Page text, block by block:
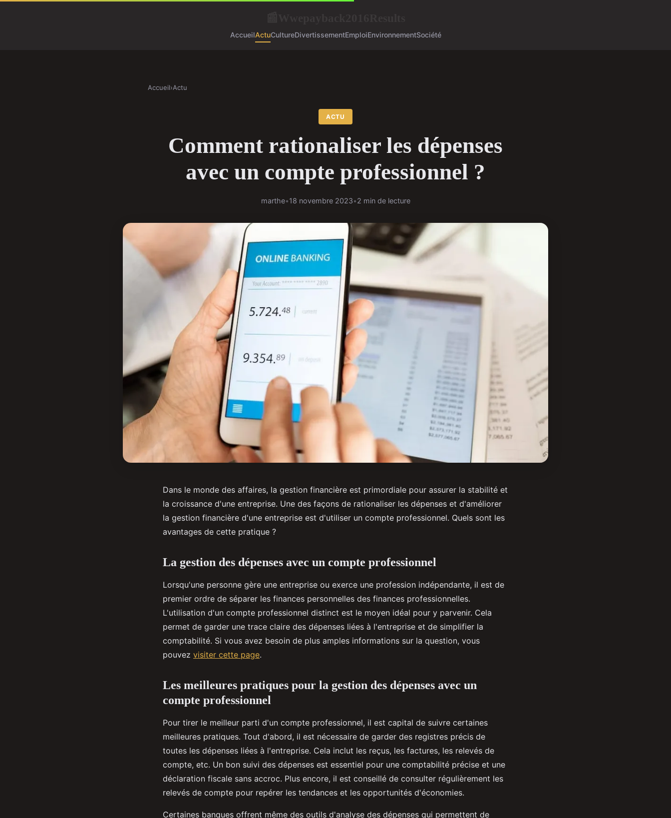
AccueilActuCultureDivertissementEmploiEnvironnementSociété
Accueil›Actu
ACTU
Comment rationaliser les dépenses
avec un compte professionnel ?
marthe•18 novembre 2023•2 min de lecture
Dans le monde des affaires, la gestion financière est primordiale pour assurer la stabilité et
la croissance d'une entreprise. Une des façons de rationaliser les dépenses et d'améliorer
la gestion financière d'une entreprise est d'utiliser un compte professionnel. Quels sont les
avantages de cette pratique ?
La gestion des dépenses avec un compte professionnel
Lorsqu'une personne gère une entreprise ou exerce une profession indépendante, il est de
premier ordre de séparer les finances personnelles des finances professionnelles.
L'utilisation d'un compte professionnel distinct est le moyen idéal pour y parvenir. Cela
permet de garder une trace claire des dépenses liées à l'entreprise et de simplifier la
comptabilité. Si vous avez besoin de plus amples informations sur la question, vous
pouvez visiter cette page.
Les meilleures pratiques pour la gestion des dépenses avec un
compte professionnel
Pour tirer le meilleur parti d'un compte professionnel, il est capital de suivre certaines
meilleures pratiques. Tout d'abord, il est nécessaire de garder des registres précis de
toutes les dépenses liées à l'entreprise. Cela inclut les reçus, les factures, les relevés de
compte, etc. Un bon suivi des dépenses est essentiel pour une comptabilité précise et une
déclaration fiscale sans accroc. Plus encore, il est conseillé de consulter régulièrement les
relevés de compte pour repérer les tendances et les opportunités d'économies.
Certaines banques offrent même des outils d'analyse des dépenses qui permettent de